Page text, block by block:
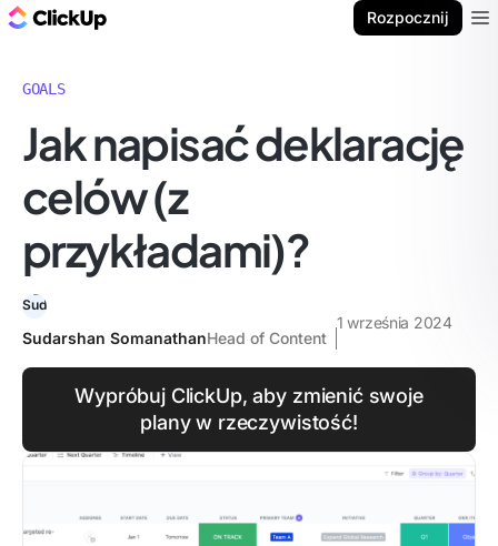
Rozpocznij
GOALS
Jak napisać deklarację
celów (z
przykładami)?
Sudarshan SomanathanHead of Content
1 września 2024
Wypróbuj ClickUp, aby zmienić swoje
plany w rzeczywistość!